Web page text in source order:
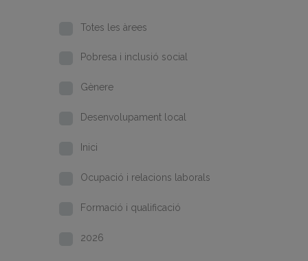
Totes les àrees
Pobresa i inclusió social
Gènere
Desenvolupament local
Inici
Ocupació i relacions laborals
Formació i qualificació
2026